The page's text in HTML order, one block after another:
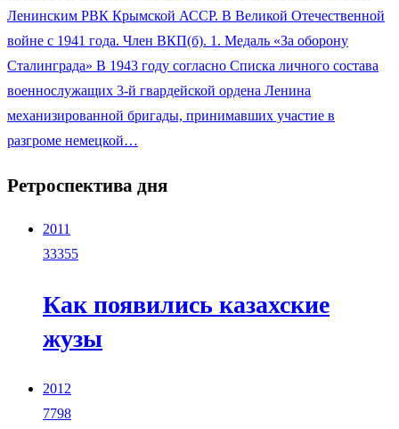
Ленинским РВК Крымской АССР. В Великой Отечественной
войне с 1941 года. Член ВКП(б). 1. Медаль «За оборону
Сталинграда» В 1943 году согласно Списка личного состава
военнослужащих 3-й гвардейской ордена Ленина
механизированной бригады, принимавших участие в
разгроме немецкой…
Ретроспектива дня
2011
33355
Как появились казахские
жузы
2012
7798